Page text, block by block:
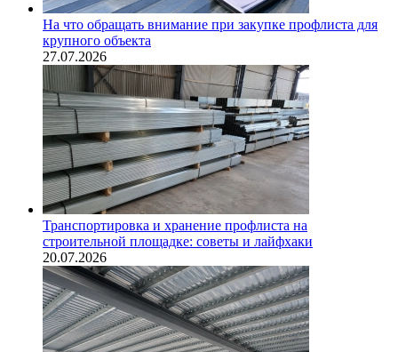
На что обращать внимание при закупке профлиста для
крупного объекта
27.07.2026
Транспортировка и хранение профлиста на
строительной площадке: советы и лайфхаки
20.07.2026